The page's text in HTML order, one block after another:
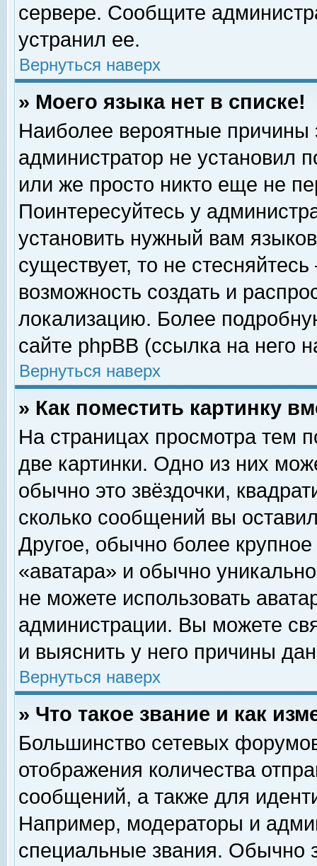
сервере. Сообщите
устранил ее.
Вернуться наверх
» Моего языка нет в списке!
Наиболее вероятные причины
администратор не установил
или же просто никто еще не
Поинтересуйтесь у
установить нужный вам
существует, то не
возможность создать и
локализацию. Более
сайте phpBB (ссылка на него
Вернуться наверх
» Как поместить картинку
На страницах просмотра тем
две картинки. Одно из них
обычно это звёздочки,
сколько сообщений вы
Другое, обычно более
«аватара» и обычно
не можете использовать
администрации. Вы можете
и выяснить у него причины
Вернуться наверх
» Что такое звание и как
Большинство сетевых
отображения количества
сообщений, а также для
Например, модераторы и
специальные звания. Обычно